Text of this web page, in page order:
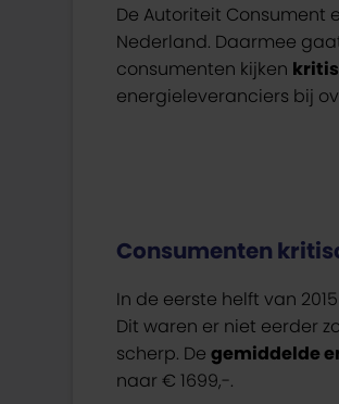
De Autoriteit Consument
Nederland. Daarmee
consumenten kijken
energieleveranciers bij
Consumenten
In de eerste helft van
Dit waren er niet eerder
scherp. De gemiddelde
naar € 1699,-.